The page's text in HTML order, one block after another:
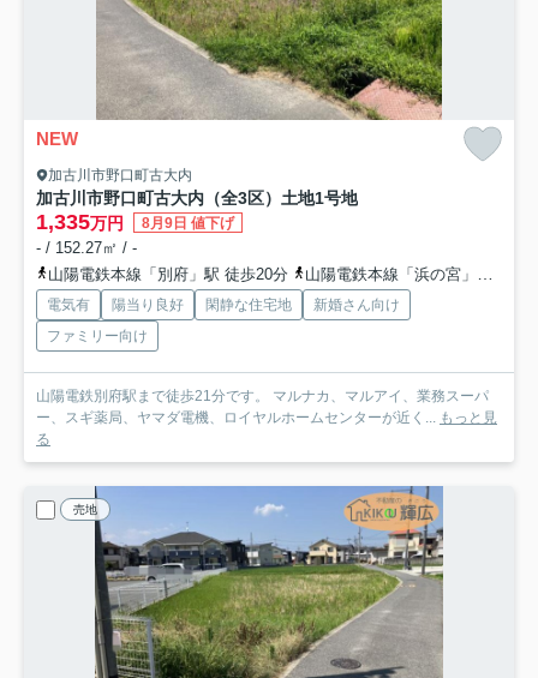
NEW
加古川市野口町古大内
加古川市野口町古大内（全3区）土地1号地
1,335万円 8月9日 値下げ
- / 152.27㎡ / -
山陽電鉄本線「別府」駅 徒歩20分
山陽電鉄本線「浜の宮」駅 徒歩32分
電気有 陽当り良好 閑静な住宅地
新婚さん向け
ファミリー向け
山陽電鉄別府駅まで徒歩21分です。 マルナカ、マルアイ、業務スーパ
ー、スギ薬局、ヤマダ電機、ロイヤルホームセンターが近く... もっと見
る
売地